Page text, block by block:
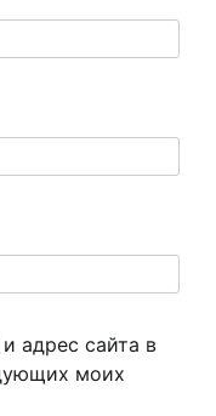
адрес сайта в
моих